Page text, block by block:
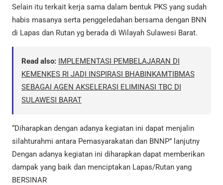
Selain itu terkait kerja sama dalam bentuk PKS yang sudah
habis masanya serta penggeledahan bersama dengan BNN
di Lapas dan Rutan yg berada di Wilayah Sulawesi Barat.
Read also: IMPLEMENTASI PEMBELAJARAN DI
KEMENKES RI JADI INSPIRASI BHABINKAMTIBMAS
SEBAGAI AGEN AKSELERASI ELIMINASI TBC DI
SULAWESI BARAT
“Diharapkan dengan adanya kegiatan ini dapat menjalin
silahturahmi antara Pemasyarakatan dan BNNP” lanjutny
Dengan adanya kegiatan ini diharapkan dapat memberikan
dampak yang baik dan menciptakan Lapas/Rutan yang
BERSINAR